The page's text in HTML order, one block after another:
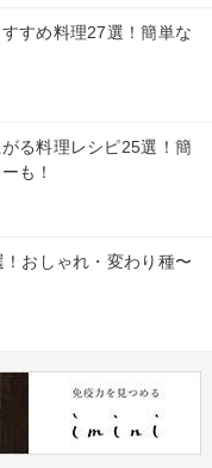
すめ料理27選！簡単な
る料理レシピ25選！簡
も！
おしゃれ・変わり種〜